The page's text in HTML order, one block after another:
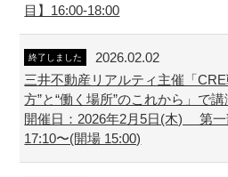
目】16:00-18:00
終了しました
2026.02.02
三井不動産リアルティ主催「CRE
方”と“働く場所”のこれから」で講
開催日：2026年2月5日(木) 第一
17:10〜(開場 15:00)